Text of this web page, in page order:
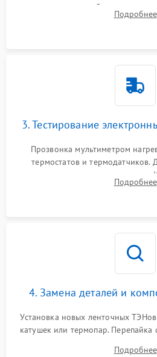
стеклокерамической
сенсорного блока для доступа к
Подробнее
3. Тестирование
Прозвонка мультиметром
термостатов и термодатчиков.
модуля, реле, диодных мостов и
индукции). Проверка кранов и
Подробнее
4. Замена деталей и
Установка новых ленточных
катушек или термопар. Перепайка
Подробнее